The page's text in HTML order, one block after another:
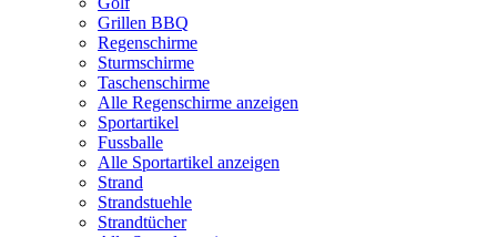
Grillen BBQ
Regenschirme
Sturmschirme
Taschenschirme
Alle Regenschirme anzeigen
Sportartikel
Fussballe
Alle Sportartikel anzeigen
Strand
Strandstuehle
Strandtücher